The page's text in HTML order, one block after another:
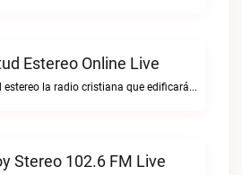
Estereo Online Live
Plenitud estereo la radio cristiana que edificará tu vida.Plenitud Estereo Online live
Stereo 102.6 FM Live